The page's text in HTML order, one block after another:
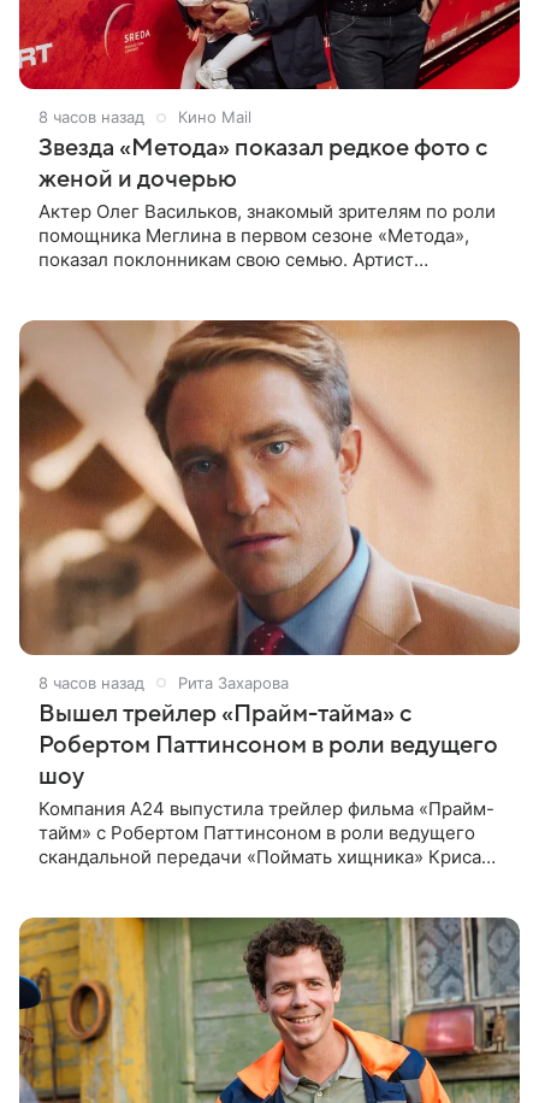
8 часов назад Кино Mail
Звезда «Метода» показал редкое фото с
женой и дочерью
Актер Олег Васильков, знакомый зрителям по роли
помощника Меглина в первом сезоне «Метода»,
показал поклонникам свою семью. Артист
8 часов назад Рита Захарова
Вышел трейлер «Прайм-тайма» с
Робертом Паттинсоном в роли ведущего
шоу
Компания A24 выпустила трейлер фильма «Прайм-
тайм» с Робертом Паттинсоном в роли ведущего
скандальной передачи «Поймать хищника» Криса